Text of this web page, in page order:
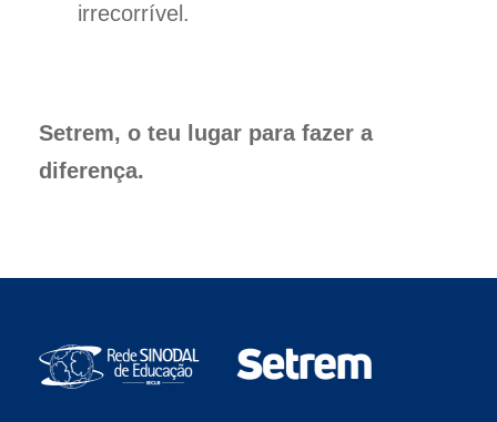
irrecorrível.
Setrem, o teu lugar para fazer a
diferença.